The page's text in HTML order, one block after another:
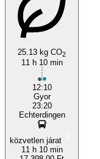
25.13 kg CO2
11 h 10 min
12:10
Gyor
23:20
Echterdingen
közvetlen járat
11 h 10 min